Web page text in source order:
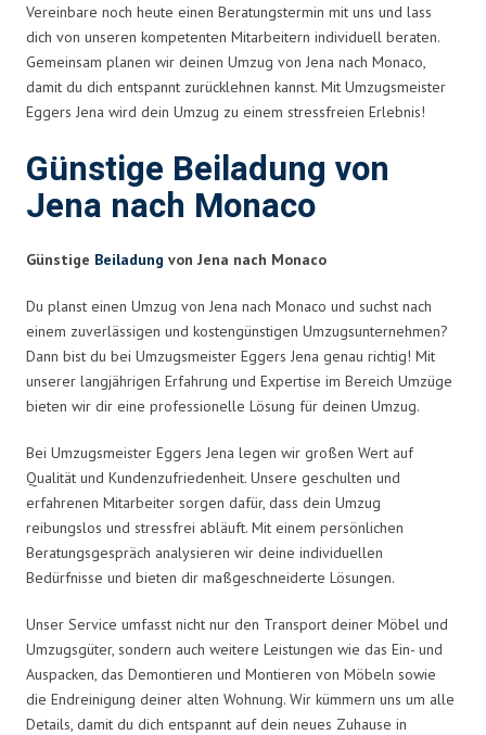
Vereinbare noch heute einen Beratungstermin mit uns und lass
dich von unseren kompetenten Mitarbeitern individuell beraten.
Gemeinsam planen wir deinen Umzug von Jena nach Monaco,
damit du dich entspannt zurücklehnen kannst. Mit Umzugsmeister
Eggers Jena wird dein Umzug zu einem stressfreien Erlebnis!
Günstige Beiladung von
Jena nach Monaco
Günstige Beiladung von Jena nach Monaco
Du planst einen Umzug von Jena nach Monaco und suchst nach
einem zuverlässigen und kostengünstigen Umzugsunternehmen?
Dann bist du bei Umzugsmeister Eggers Jena genau richtig! Mit
unserer langjährigen Erfahrung und Expertise im Bereich Umzüge
bieten wir dir eine professionelle Lösung für deinen Umzug.
Bei Umzugsmeister Eggers Jena legen wir großen Wert auf
Qualität und Kundenzufriedenheit. Unsere geschulten und
erfahrenen Mitarbeiter sorgen dafür, dass dein Umzug
reibungslos und stressfrei abläuft. Mit einem persönlichen
Beratungsgespräch analysieren wir deine individuellen
Bedürfnisse und bieten dir maßgeschneiderte Lösungen.
Unser Service umfasst nicht nur den Transport deiner Möbel und
Umzugsgüter, sondern auch weitere Leistungen wie das Ein- und
Auspacken, das Demontieren und Montieren von Möbeln sowie
die Endreinigung deiner alten Wohnung. Wir kümmern uns um alle
Details, damit du dich entspannt auf dein neues Zuhause in